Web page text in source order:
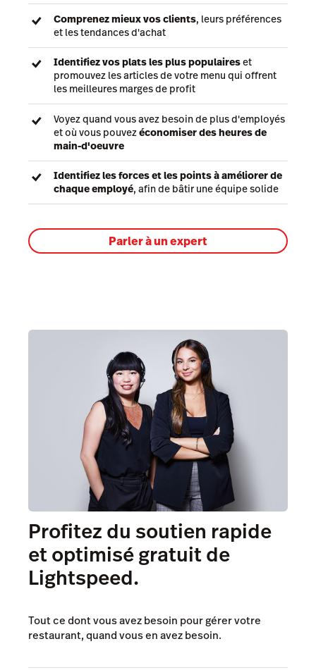
Comprenez mieux vos clients, leurs préférences
et les tendances d'achat
Identifiez vos plats les plus populaireset
promouvez les articles de votre menu qui offrent
les meilleures marges de profit
Voyez quand vous avez besoin de plus d'employés
et où vous pouvezéconomiser des heures de
main-d'oeuvre
Identifiez les forces et les points à améliorer de
chaque employé, afin de bâtir une équipe solide
Parler à un expert
Profitez du soutien rapide
et optimisé gratuit de
Lightspeed.
Tout ce dont vous avez besoin pour gérer votre
restaurant, quand vous en avez besoin.